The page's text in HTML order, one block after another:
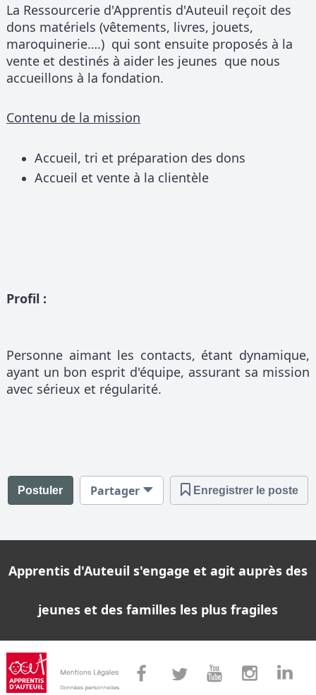
La Ressourcerie d'Apprentis d'Auteuil reçoit des
dons matériels (vêtements, livres, jouets,
maroquinerie….) qui sont ensuite proposés à la
vente et destinés à aider les jeunes que nous
accueillons à la fondation.
Contenu de la mission
Accueil, tri et préparation des dons
Accueil et vente à la clientèle
Profil :
Personne aimant les contacts, étant dynamique,
ayant un bon esprit d'équipe, assurant sa mission
avec sérieux et régularité.
Postuler Partager Enregistrer le poste
Apprentis d'Auteuil s'engage et agit auprès des
jeunes et des familles les plus fragiles